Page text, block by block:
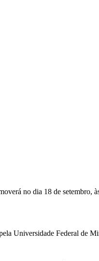
no dia 18 de setembro,
Universidade Federal de